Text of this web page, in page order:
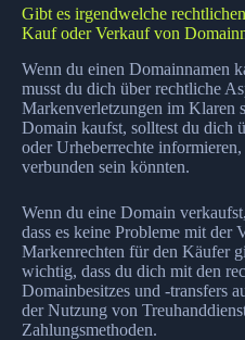
Gibt es irgendwelche
Kauf oder Verkauf von
Wenn du einen Domainnamen
musst du dich über rechtliche
Markenverletzungen im Klaren
Domain kaufst, solltest du dich
oder Urheberrechte
verbunden sein könnten.
Wenn du eine Domain
dass es keine Probleme mit der
Markenrechten für den Käufer
wichtig, dass du dich mit den
Domainbesitzes und -transfers
der Nutzung von
Zahlungsmethoden.